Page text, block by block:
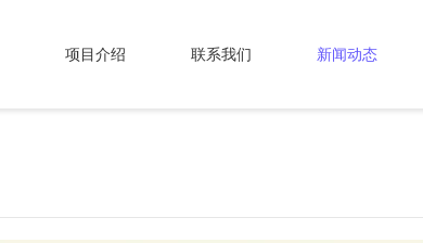
项目介绍 联系我们 新闻动态